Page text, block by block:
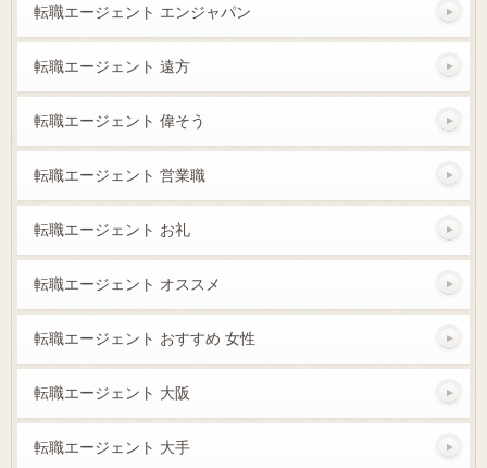
転職エージェント エンジャパン
転職エージェント 遠方
転職エージェント 偉そう
転職エージェント 営業職
転職エージェント お礼
転職エージェント オススメ
転職エージェント おすすめ 女性
転職エージェント 大阪
転職エージェント 大手